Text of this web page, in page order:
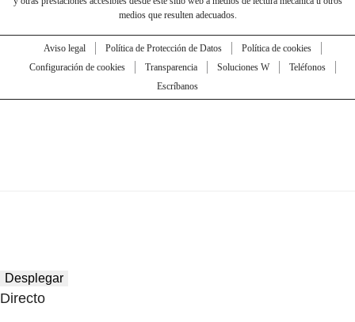
medios que resulten adecuados.
Aviso legal Política de Protección de Datos
Política de cookies
Configuración de cookies
Transparencia Soluciones W
Teléfonos
Escríbanos
Desplegar
Directo